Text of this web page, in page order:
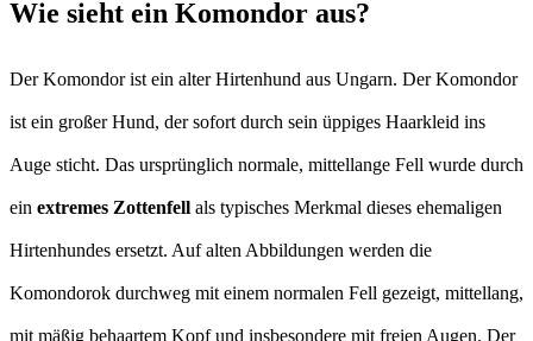
Wie sieht ein Komondor aus?
Der Komondor ist ein alter Hirtenhund aus Ungarn. Der Komondor
ist ein großer Hund, der sofort durch sein üppiges Haarkleid ins
Auge sticht. Das ursprünglich normale, mittellange Fell wurde durch
ein extremes Zottenfell als typisches Merkmal dieses ehemaligen
Hirtenhundes ersetzt. Auf alten Abbildungen werden die
Komondorok durchweg mit einem normalen Fell gezeigt, mittellang,
mit mäßig behaartem Kopf und insbesondere mit freien Augen. Der